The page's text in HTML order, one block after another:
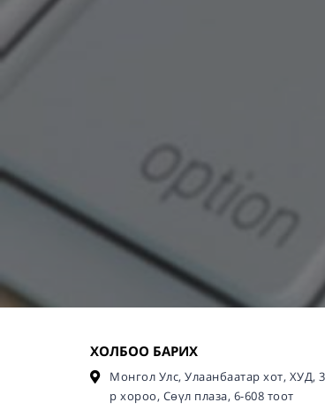
ХОЛБОО БАРИХ
Монгол Улс, Улаанбаатар хот, ХУД,
р хороо, Сөүл плаза, 6-608 тоот